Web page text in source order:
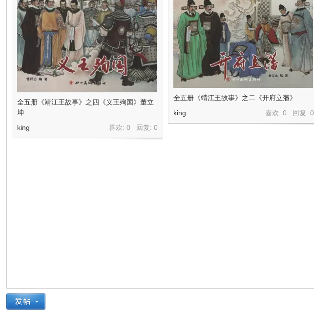
看
全五册《靖江王故事》之四《义王殉国》董立
坤
喜欢: 0 回复:0
king
全五册《靖江王故事》之二《开府立藩》
喜欢: 0 回复:0
king